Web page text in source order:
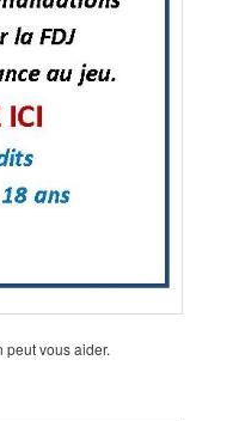
peut vous aider.